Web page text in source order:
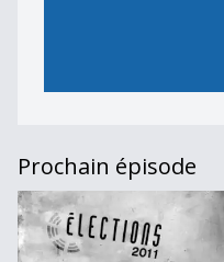
Prochain épisode
La Télé en campagne du